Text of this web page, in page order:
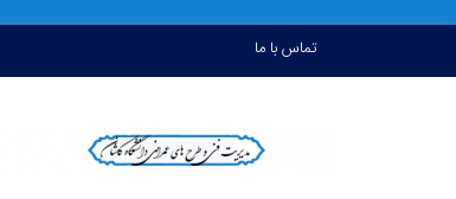
تماس با ما